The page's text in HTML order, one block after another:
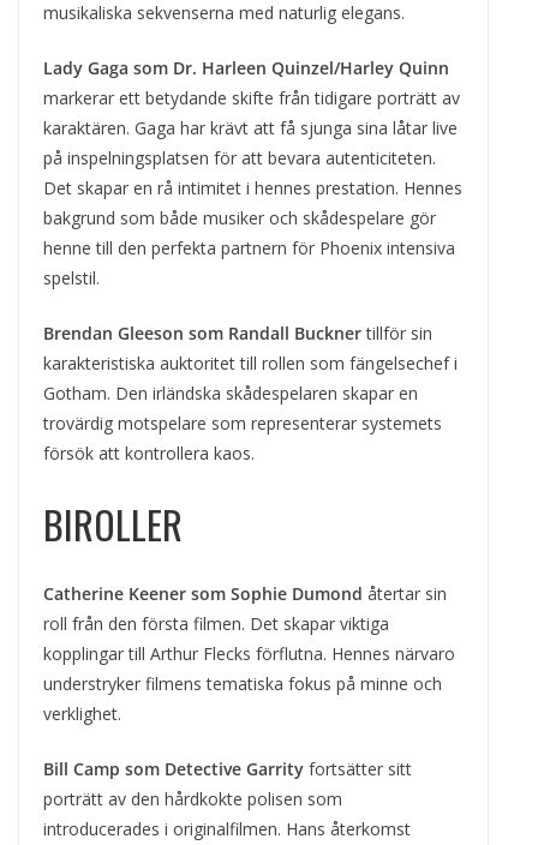
musikaliska sekvenserna med naturlig elegans.
Lady Gaga som Dr. Harleen Quinzel/Harley Quinn
markerar ett betydande skifte från tidigare porträtt av
karaktären. Gaga har krävt att få sjunga sina låtar live
på inspelningsplatsen för att bevara autenticiteten.
Det skapar en rå intimitet i hennes prestation. Hennes
bakgrund som både musiker och skådespelare gör
henne till den perfekta partnern för Phoenix intensiva
spelstil.
Brendan Gleeson som Randall Bucknertillför sin
karakteristiska auktoritet till rollen som fängelsechef i
Gotham. Den irländska skådespelaren skapar en
trovärdig motspelare som representerar systemets
försök att kontrollera kaos.
BIROLLER
Catherine Keener som Sophie Dumond återtar sin
roll från den första filmen. Det skapar viktiga
kopplingar till Arthur Flecks förflutna. Hennes närvaro
understryker filmens tematiska fokus på minne och
verklighet.
Bill Camp som Detective Garrity fortsätter sitt
porträtt av den hårdkokte polisen som
introducerades i originalfilmen. Hans återkomst